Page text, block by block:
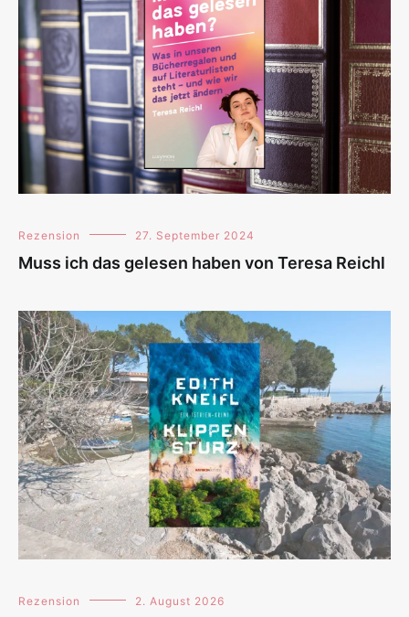
Rezension 27. September 2024
Muss ich das gelesen haben von Teresa Reichl
Rezension 2. August 2026